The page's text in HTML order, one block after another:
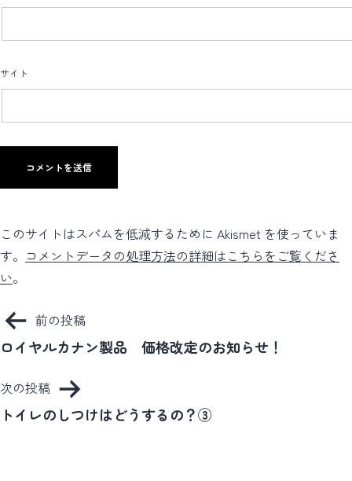
サイト
このサイトはスパムを低減するために Akismet を使っていま
す。 コメントデータの処理方法の詳細はこちらをご覧くださ
い。
投
稿
ビ
ゲ
前の投稿
ロイヤルカナン製品 価格改定のお知らせ！
次の投稿
トイレのしつけはどうするの？③